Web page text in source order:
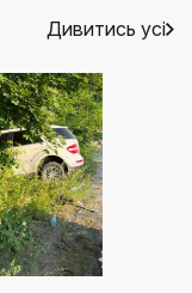
Дивитись усі